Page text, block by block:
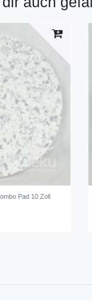
Pad 10 Zoll